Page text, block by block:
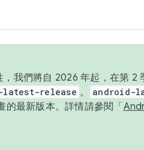
我們將自 2026 年起，在第 2
latest-release 。 android-
最新版本。詳情請參閱「